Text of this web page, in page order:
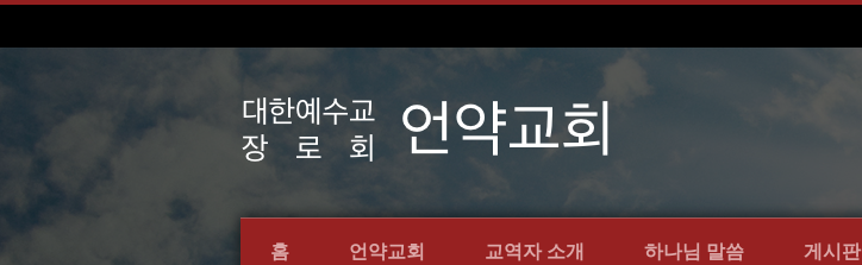
홈 언약교회 교역자 소개 하나님 말씀 게시판